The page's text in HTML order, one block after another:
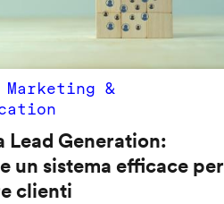
&
Lead Generation:
un sistema efficace per
clienti